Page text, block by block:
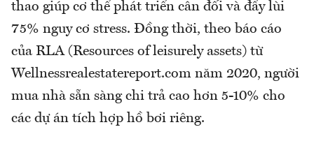
thao giúp cơ thể phát triển cân đối và đẩy lùi
75% nguy cơ stress. Đồng thời, theo báo cáo
của RLA (Resources of leisurely assets) từ
Wellnessrealestatereport.com năm 2020, người
mua nhà sẵn sàng chi trả cao hơn 5-10% cho
các dự án tích hợp hồ bơi riêng.